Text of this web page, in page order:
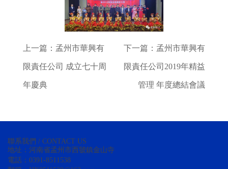
上一篇： 孟州市華興有
限責任公司 成立七十周
年慶典
下一篇： 孟州市華興有
限責任公司2019年精益
管理 年度總結會議
聯系我們 / CONTACT US
地址：河南省孟州市西虢鎮金山寺
電話：0391-8511538